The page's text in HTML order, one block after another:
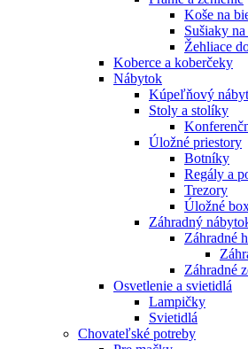
Koše na
Sušiaky
Žehliace
Koberce a koberčeky
Nábytok
Kúpeľňový
Stoly a stolíky
Úložné priestory
Botníky
Regály a
Trezory
Úložné
Záhradný
Záhradné
Záhradné
Osvetlenie a svietidlá
Lampičky
Svietidlá
Chovateľské potreby